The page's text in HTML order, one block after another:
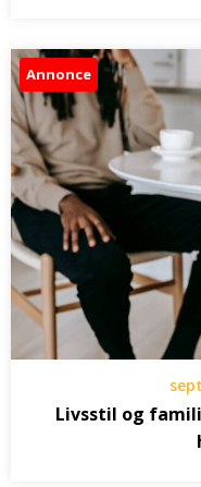
Annonce
Livsstil og